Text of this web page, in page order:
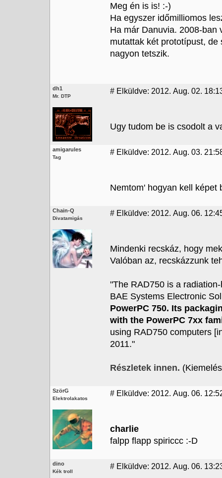
Meg én is is! :-)
Ha egyszer időmilliomos
Ha már Danuvia. 2008-ban
mutattak két prototípust,
nagyon tetszik.
dh1
Mr. DTP
# Elküldve: 2012. Aug. 02.
Ugy tudom be is csodolt a
amigarules
Tag
# Elküldve: 2012. Aug. 03.
Nemtom' hogyan kell képet
Chain-Q
Divatamigás
# Elküldve: 2012. Aug. 06.
Mindenki recskáz, hogy
Valóban az, recskázzunk
"The RAD750 is a
BAE Systems Electronic
PowerPC 750. Its
with the PowerPC 7xx
using RAD750 computers
2011."
Részletek innen.
SzörG
Elektrolakatos
# Elküldve: 2012. Aug. 06.
charlie
falpp flapp spiriccc :-D
dino
Kék troll
# Elküldve: 2012. Aug. 06.